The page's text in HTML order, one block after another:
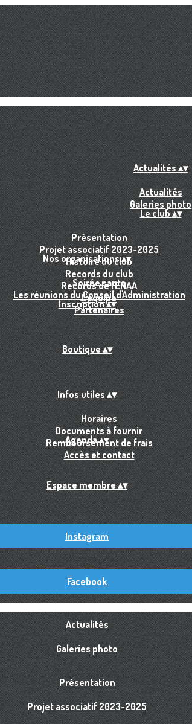
Actualités▴▾
Actualités
Galeries photo
Le club▴▾
Présentation
Projet associatif 2023-2025
Histoire du club
Records du club
Records de l'ENAA
L'équipe
Partenaires
Nos organisations▴▾
Soirée sauts
Les réunions du Conseil d'Administration
Inscription▴▾
Boutique▴▾
Infos utiles▴▾
Horaires
Documents à fournir
Remboursement de frais
Accès et contact
Agenda▴▾
Espace membre▴▾
Instagram
Facebook
Actualités
Galeries photo
Présentation
Projet associatif 2023-2025